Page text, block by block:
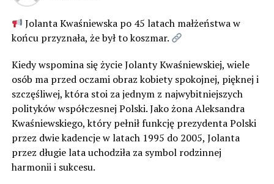
Jolanta Kwaśniewska po 45 latach małżeństwa w
końcu przyznała, że był to koszmar.
Kiedy wspomina się życie Jolanty Kwaśniewskiej, wiele
osób ma przed oczami obraz kobiety spokojnej, pięknej i
szczęśliwej, która stoi za jednym z najwybitniejszych
polityków współczesnej Polski. Jako żona Aleksandra
Kwaśniewskiego, który pełnił funkcję prezydenta Polski
przez dwie kadencje w latach 1995 do 2005, Jolanta
przez długie lata uchodziła za symbol rodzinnej
harmonii i sukcesu.